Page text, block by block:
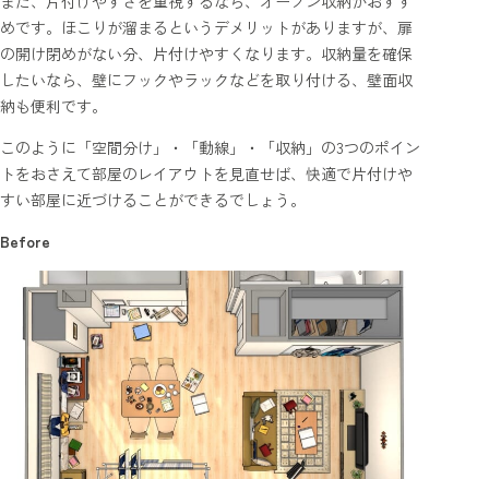
めです。ほこりが溜まるというデメリットがありますが、扉
の開け閉めがない分、片付けやすくなります。収納量を確保
したいなら、壁にフックやラックなどを取り付ける、壁面収
納も便利です。
このように「空間分け」・「動線」・「収納」の3つのポイン
トをおさえて部屋のレイアウトを見直せば、快適で片付けや
すい部屋に近づけることができるでしょう。
Before